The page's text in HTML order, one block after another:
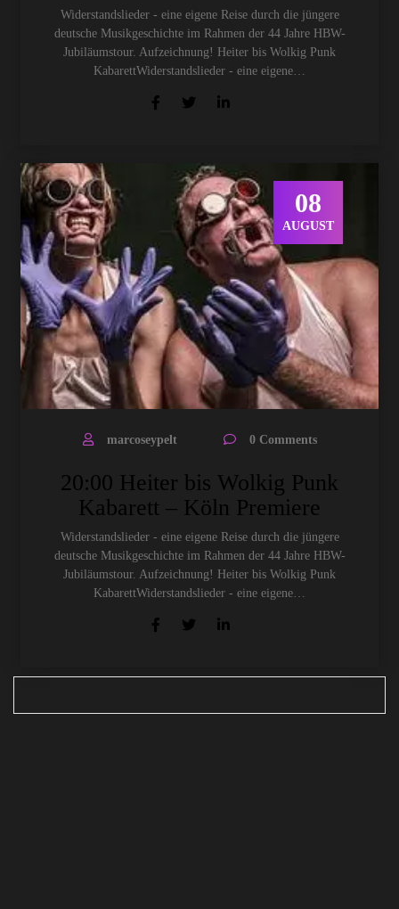
Widerstandslieder - eine eigene Reise durch die jüngere
deutsche Musikgeschichte im Rahmen der 44 Jahre HBW-
Jubiläumstour. Aufzeichnung! Heiter bis Wolkig Punk
KabarettWiderstandslieder - eine eigene…
08
AUGUST
marcoseypelt 0 Comments
20:00 Heiter bis Wolkig Punk
Kabarett – Köln Premiere
Widerstandslieder - eine eigene Reise durch die jüngere
deutsche Musikgeschichte im Rahmen der 44 Jahre HBW-
Jubiläumstour. Aufzeichnung! Heiter bis Wolkig Punk
KabarettWiderstandslieder - eine eigene…